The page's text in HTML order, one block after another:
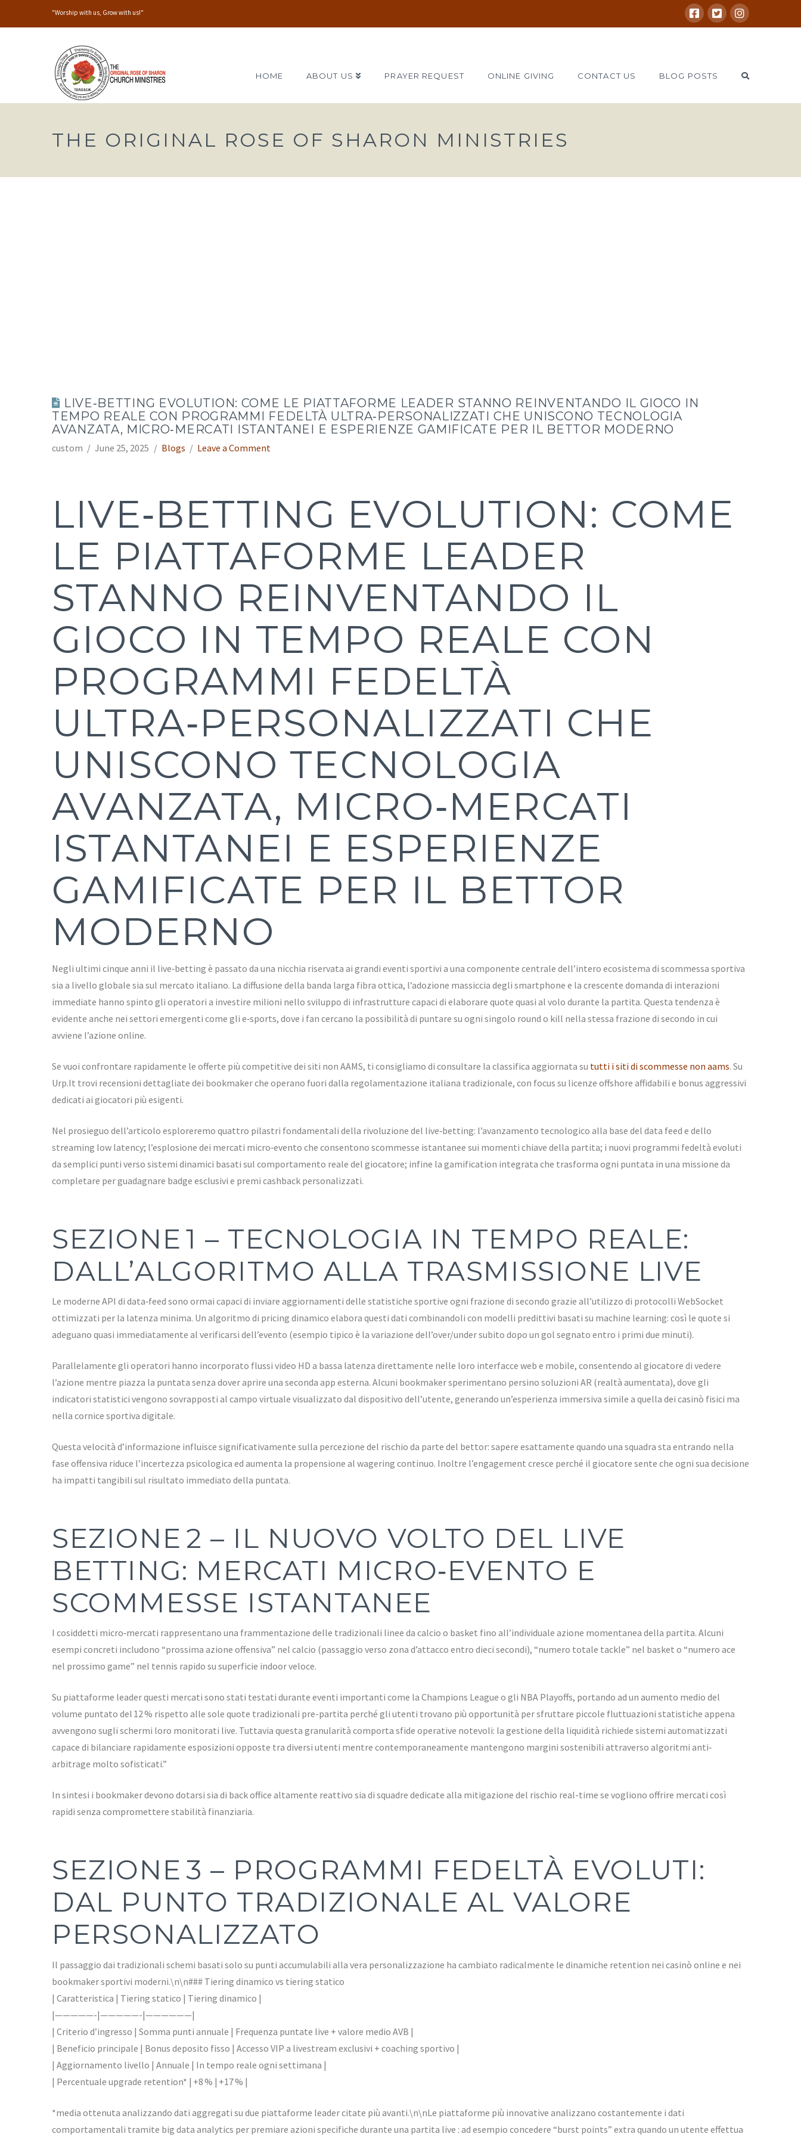
"Worship with us, Grow with us!"
HOME ABOUT US PRAYER REQUEST ONLINE GIVING CONTACT US BLOG POSTS
THE ORIGINAL ROSE OF SHARON MINISTRIES
LIVE‑BETTING EVOLUTION: COME LE PIATTAFORME LEADER STANNO REINVENTANDO IL GIOCO IN
TEMPO REALE CON PROGRAMMI FEDELTÀ ULTRA‑PERSONALIZZATI CHE UNISCONO TECNOLOGIA
AVANZATA, MICRO‑MERCATI ISTANTANEI E ESPERIENZE GAMIFICATE PER IL BETTOR MODERNO
custom June 25, 2025 Blogs Leave a Comment
LIVE‑BETTING EVOLUTION: COME
LE PIATTAFORME LEADER
STANNO REINVENTANDO IL
GIOCO IN TEMPO REALE CON
PROGRAMMI FEDELTÀ
ULTRA‑PERSONALIZZATI CHE
UNISCONO TECNOLOGIA
AVANZATA, MICRO‑MERCATI
ISTANTANEI E ESPERIENZE
GAMIFICATE PER IL BETTOR
MODERNO
Negli ultimi cinque anni il live‑betting è passato da una nicchia riservata ai grandi eventi sportivi a una componente centrale dell’intero ecosistema di scommessa sportiva
sia a livello globale sia sul mercato italiano. La diffusione della banda larga fibra ottica, l’adozione massiccia degli smartphone e la crescente domanda di interazioni
immediate hanno spinto gli operatori a investire milioni nello sviluppo di infrastrutture capaci di elaborare quote quasi al volo durante la partita. Questa tendenza è
evidente anche nei settori emergenti come gli e‑sports, dove i fan cercano la possibilità di puntare su ogni singolo round o kill nella stessa frazione di secondo in cui
avviene l’azione online.
Se vuoi confrontare rapidamente le offerte più competitive dei siti non AAMS, ti consigliamo di consultare la classifica aggiornata su tutti i siti di scommesse non aams. Su
Urp.It trovi recensioni dettagliate dei bookmaker che operano fuori dalla regolamentazione italiana tradizionale, con focus su licenze offshore affidabili e bonus aggressivi
dedicati ai giocatori più esigenti.
Nel prosieguo dell’articolo esploreremo quattro pilastri fondamentali della rivoluzione del live‑betting: l’avanzamento tecnologico alla base del data feed e dello
streaming low latency; l’esplosione dei mercati micro‑evento che consentono scommesse istantanee sui momenti chiave della partita; i nuovi programmi fedeltà evoluti
da semplici punti verso sistemi dinamici basati sul comportamento reale del giocatore; infine la gamification integrata che trasforma ogni puntata in una missione da
completare per guadagnare badge esclusivi e premi cashback personalizzati.
SEZIONE 1 – TECNOLOGIA IN TEMPO REALE:
DALL’ALGORITMO ALLA TRASMISSIONE LIVE
Le moderne API di data‑feed sono ormai capaci di inviare aggiornamenti delle statistiche sportive ogni frazione di secondo grazie all’utilizzo di protocolli WebSocket
ottimizzati per la latenza minima. Un algoritmo di pricing dinamico elabora questi dati combinandoli con modelli predittivi basati su machine learning: così le quote si
adeguano quasi immediatamente al verificarsi dell’evento (esempio tipico è la variazione dell’over/under subito dopo un gol segnato entro i primi due minuti).
Parallelamente gli operatori hanno incorporato flussi video HD a bassa latenza direttamente nelle loro interfacce web e mobile, consentendo al giocatore di vedere
l’azione mentre piazza la puntata senza dover aprire una seconda app esterna. Alcuni bookmaker sperimentano persino soluzioni AR (realtà aumentata), dove gli
indicatori statistici vengono sovrapposti al campo virtuale visualizzato dal dispositivo dell’utente, generando un’esperienza immersiva simile a quella dei casinò fisici ma
nella cornice sportiva digitale.
Questa velocità d’informazione influisce significativamente sulla percezione del rischio da parte del bettor: sapere esattamente quando una squadra sta entrando nella
fase offensiva riduce l’incertezza psicologica ed aumenta la propensione al wagering continuo. Inoltre l’engagement cresce perché il giocatore sente che ogni sua decisione
ha impatti tangibili sul risultato immediato della puntata.
SEZIONE 2 – IL NUOVO VOLTO DEL LIVE
BETTING: MERCATI MICRO‑EVENTO E
SCOMMESSE ISTANTANEE
I cosiddetti micro‑mercati rappresentano una frammentazione delle tradizionali linee da calcio o basket fino all’individuale azione momentanea della partita. Alcuni
esempi concreti includono “prossima azione offensiva” nel calcio (passaggio verso zona d’attacco entro dieci secondi), “numero totale tackle” nel basket o “numero ace
nel prossimo game” nel tennis rapido su superficie indoor veloce.
Su piattaforme leader questi mercati sono stati testati durante eventi importanti come la Champions League o gli NBA Playoffs, portando ad un aumento medio del
volume puntato del 12 % rispetto alle sole quote tradizionali pre-partita perché gli utenti trovano più opportunità per sfruttare piccole fluttuazioni statistiche appena
avvengono sugli schermi loro monitorati live​. Tuttavia questa granularità comporta sfide operative notevoli: la gestione della liquidità richiede sistemi automatizzati
capace di bilanciare rapidamente esposizioni opposte tra diversi utenti mentre contemporaneamente mantengono margini sostenibili attraverso algoritmi anti‐
arbitrage molto sofisticati.”
In sintesi i bookmaker devono dotarsi sia di back office altamente reattivo sia di squadre dedicate alla mitigazione del rischio real-time se vogliono offrire mercati così
rapidi senza compromettere stabilità finanziaria.
SEZIONE 3 – PROGRAMMI FEDELTÀ EVOLUTI:
DAL PUNTO TRADIZIONALE AL VALORE
PERSONALIZZATO
Il passaggio dai tradizionali schemi basati solo su punti accumulabili alla vera personalizzazione ha cambiato radicalmente le dinamiche retention nei casinò online e nei
bookmaker sportivi moderni.\n\n### Tiering dinamico vs tiering statico
| Caratteristica | Tiering statico | Tiering dinamico |
|—————-|—————-|——————|
| Criterio d’ingresso | Somma punti annuale | Frequenza puntate live + valore medio AVB |
| Beneficio principale | Bonus deposito fisso | Accesso VIP a livestream exclusivi + coaching sportivo |
| Aggiornamento livello | Annuale | In tempo reale ogni settimana |
| Percentuale upgrade retention* | +8 % | +17 % |
*media ottenuta analizzando dati aggregati su due piattaforme leader citate più avanti.\n\nLe piattaforme più innovative analizzano costantemente i dati
comportamentali tramite big data analytics per premiare azioni specifiche durante una partita live : ad esempio concedere “burst points” extra quando un utente effettua